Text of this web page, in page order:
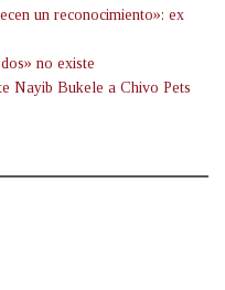
un reconocimiento»: ex
no existe
Nayib Bukele a Chivo Pets